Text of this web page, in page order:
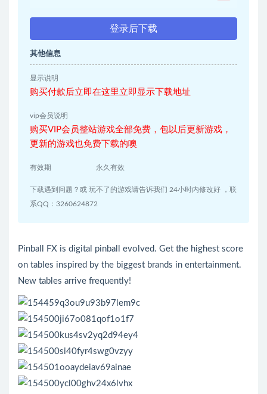
登录后下载
其他信息
显示说明
购买付款后立即在这里立即显示下载地址
vip会员说明
购买VIP会员整站游戏全部免费，包以后更新游戏，
更新的游戏也免费下载的噢
有效期 永久有效
下载遇到问题？或 玩不了的游戏请告诉我们 24小时内修改好 ，联
系QQ：3260624872
Pinball FX is digital pinball evolved. Get the highest score
on tables inspired by the biggest brands in entertainment.
New tables arrive frequently!